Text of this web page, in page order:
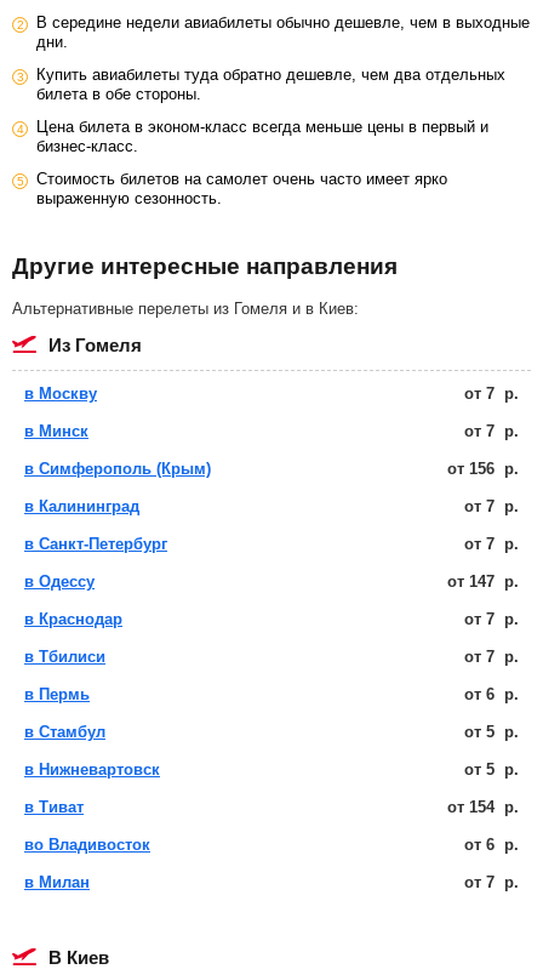
В середине недели авиабилеты обычно дешевле, чем в выходные
дни.
Купить авиабилеты туда обратно дешевле, чем два отдельных
билета в обе стороны.
Цена билета в эконом-класс всегда меньше цены в первый и
бизнес-класс.
Стоимость билетов на самолет очень часто имеет ярко
выраженную сезонность.
Другие интересные направления
Альтернативные перелеты из Гомеля и в Киев:
из Гомеля
в Москву от 7 р.
в Минск от 7 р.
в Симферополь (Крым) от 156 р.
в Калининград от 7 р.
в Санкт-Петербург от 7 р.
в Одессу от 147 р.
в Краснодар от 7 р.
в Тбилиси от 7 р.
в Пермь от 6 р.
в Стамбул от 5 р.
в Нижневартовск от 5 р.
в Тиват от 154 р.
во Владивосток от 6 р.
в Милан от 7 р.
в Киев